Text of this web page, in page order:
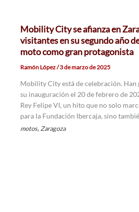
Mobility City se afianza en
visitantes en su segundo año
moto como gran protagonista
Ramón López/3 de marzo de 2025
Mobility City está de celebración. Han
su inauguración el 20 de febrero de
Rey Felipe VI, un hito que no solo
para la Fundación Ibercaja, sino
motos,Zaragoza